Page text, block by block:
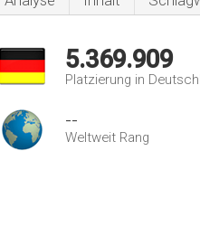
5.369.909
Platzierung in
--
Weltweit Rang